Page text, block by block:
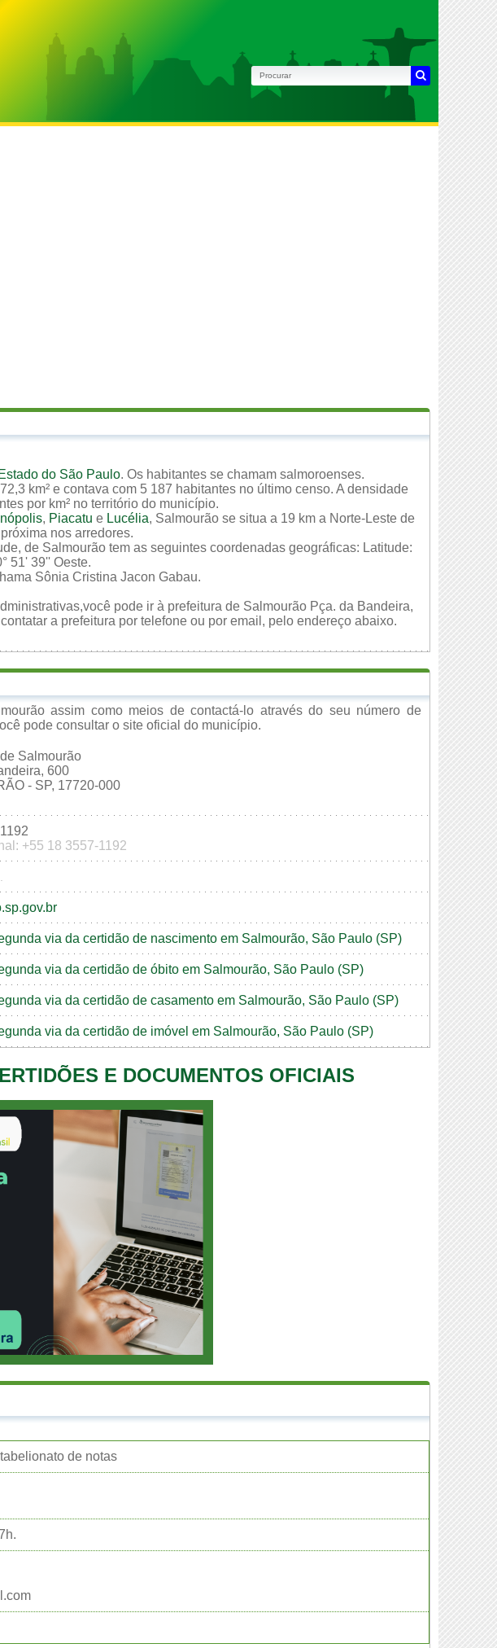
Estado do São Paulo. Os habitantes se chamam salmoroenses.
km² e contava com 5 187 habitantes no último censo. A densidade
por km² no território do município.
, Piacatu e Lucélia, Salmourão se situa a 19 km a Norte-Leste de
nos arredores.
de Salmourão tem as seguintes coordenadas geográficas: Latitude:
51' 39'' Oeste.
Sônia Cristina Jacon Gabau.
pode ir à prefeitura de Salmourão Pça. da Bandeira,
a prefeitura por telefone ou por email, pelo endereço abaixo.
assim como meios de contactá-lo através do seu número de
pode consultar o site oficial do município.
Salmourão
600
- SP, 17720-000
+55 18 3557-1192
via da certidão de nascimento em Salmourão, São Paulo (SP)
via da certidão de óbito em Salmourão, São Paulo (SP)
via da certidão de casamento em Salmourão, São Paulo (SP)
via da certidão de imóvel em Salmourão, São Paulo (SP)
E DOCUMENTOS OFICIAIS
de notas